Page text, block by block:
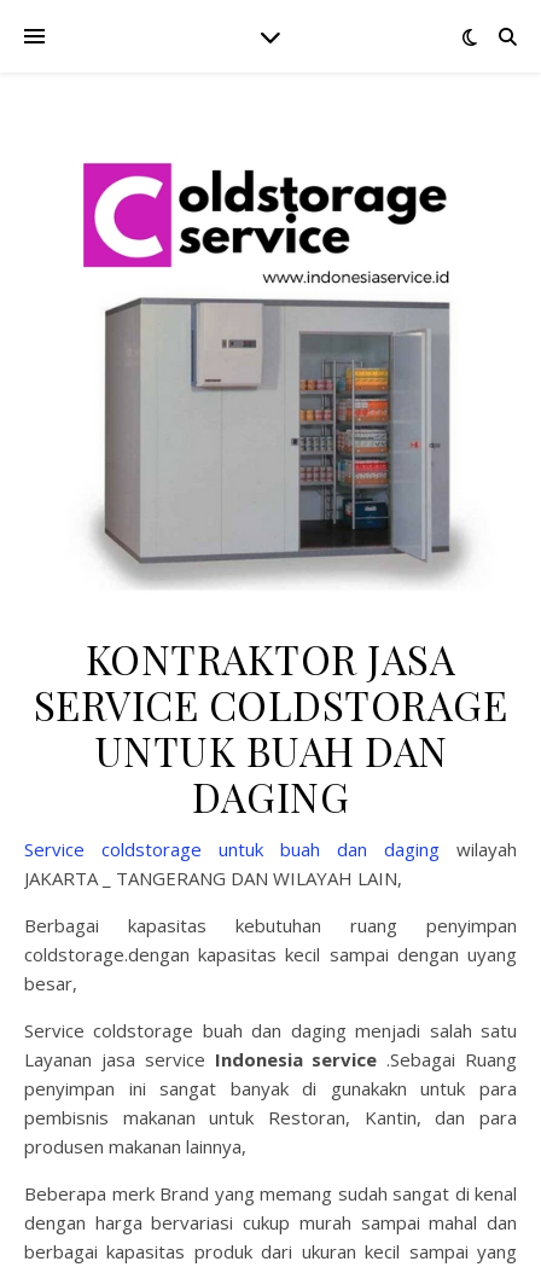
KONTRAKTOR JASA
SERVICE COLDSTORAGE
UNTUK BUAH DAN
DAGING
Service coldstorage untuk buah dan daging wilayah
JAKARTA _ TANGERANG DAN WILAYAH LAIN,
Berbagai kapasitas kebutuhan ruang penyimpan
coldstorage.dengan kapasitas kecil sampai dengan uyang
besar,
Service coldstorage buah dan daging menjadi salah satu
Layanan jasa service Indonesia service .Sebagai Ruang
penyimpan ini sangat banyak di gunakakn untuk para
pembisnis makanan untuk Restoran, Kantin, dan para
produsen makanan lainnya,
Beberapa merk Brand yang memang sudah sangat di kenal
dengan harga bervariasi cukup murah sampai mahal dan
berbagai kapasitas produk dari ukuran kecil sampai yang